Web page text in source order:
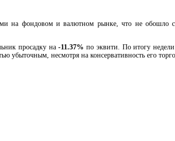
на фондовом и валютном рынке, что не
просадку на-11.37% по эквити. По итогу недели
убыточным, несмотря на консервативность его